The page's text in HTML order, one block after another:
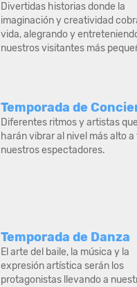
Divertidas historias donde la
imaginación y creatividad
vida, alegrando y
nuestros visitantes más
Temporada de
Diferentes ritmos y artistas que
harán vibrar al nivel más alto
nuestros espectadores.
Temporada de Danza
El arte del baile, la música y la
expresión artística serán los
protagonistas llevando a